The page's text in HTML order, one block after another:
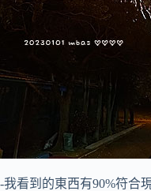
-我看到的東西有90%符合